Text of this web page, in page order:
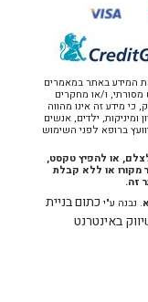
המידע באתר במאמרים
ו/או מחקרים
כי מידע זה אינו מהווה
ילדים, אנשים
ברופא לפני השימוש
או להפיץ טקסט,
מקורו או ללא קבלת
זה.
. נבנה ע"יכתום בניית
באינטרנט